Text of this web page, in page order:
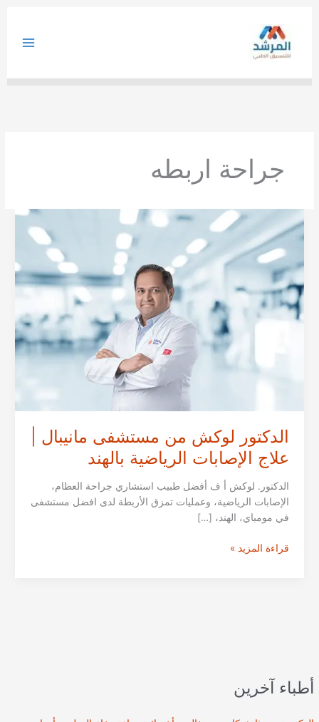
أطباء آخرين
جراحة اربطه
الدكتور لوكش من مستشفى مانيبال |
علاج الإصابات الرياضية بالهند
الدكتور. لوكش أ ف أفضل طبيب استشاري جراحة العظام،
الإصابات الرياضية، وعمليات تمزق الأربطة لدى افضل مستشفى
في مومباي، الهند، […]
الدكتور
بالهند
قراءة المزيد »